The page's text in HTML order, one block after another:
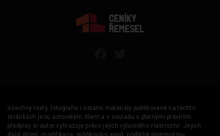
Všechny texty, fotografie i ostatní materiály publikované na těchto
stránkách jsou autorským dílem a v souladu s platnými právními
předpisy si autor vyhrazuje právo jejich výlučného vlastnictví. Jejich